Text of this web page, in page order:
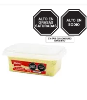
SODIO/GRASAS-
SAT